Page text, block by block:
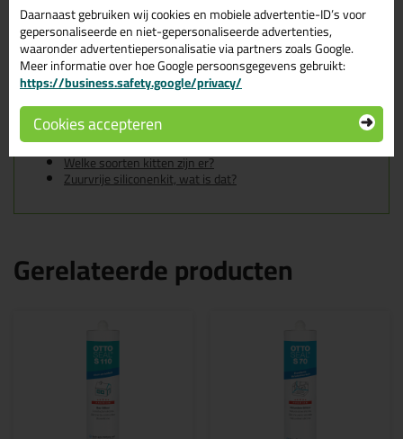
Wil je meer weten over de toepassing en kenmerken van dit
product?Lees alles over dit product >
Tips & tricks voor Ottoseal S100
300ml
In de volgende blogs wordt dit product gebruikt:
De badkamer kitten? Lees hier hoe!
Welke Otto primer heb ik nodig?
Welke soorten kitten zijn er?
Zuurvrije siliconenkit, wat is dat?
Gerelateerde producten
Daarnaast gebruiken wij cookies en mobiele advertentie-ID’s voor
gepersonaliseerde en niet-gepersonaliseerde advertenties,
waaronder advertentiepersonalisatie via partners zoals Google.
Meer informatie over hoe Google persoonsgegevens gebruikt:
https://business.safety.google/privacy/
Cookies accepteren